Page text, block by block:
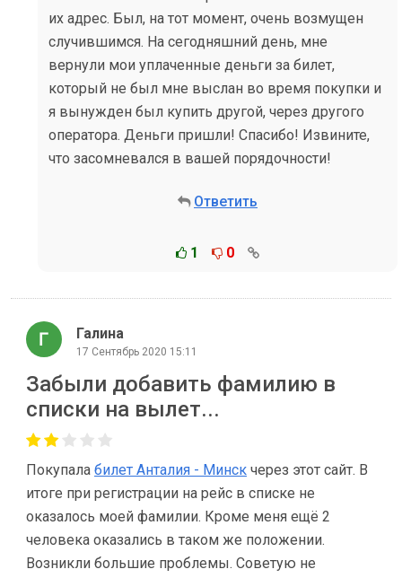
их адрес. Был, на тот момент, очень возмущен
случившимся. На сегодняшний день, мне
вернули мои уплаченные деньги за билет,
который не был мне выслан во время покупки и
я вынужден был купить другой, через другого
оператора. Деньги пришли! Спасибо! Извините,
что засомневался в вашей порядочности!
Ответить
1 0
Галина
17 Сентябрь 2020 15:11
Забыли добавить фамилию в
списки на вылет...
Покупала билет Анталия - Минск через этот сайт. В
итоге при регистрации на рейс в списке не
оказалось моей фамилии. Кроме меня ещё 2
человека оказались в таком же положении.
Возникли большие проблемы. Советую не